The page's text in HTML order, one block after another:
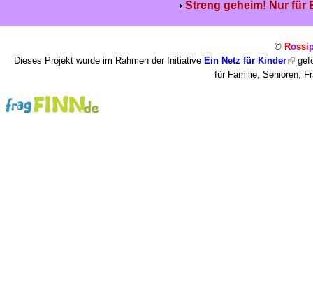
Streng geheim! Nur für
© Rossi
Dieses Projekt wurde im Rahmen der Initiative Ein Netz für Kinder
für Familie, Senioren,